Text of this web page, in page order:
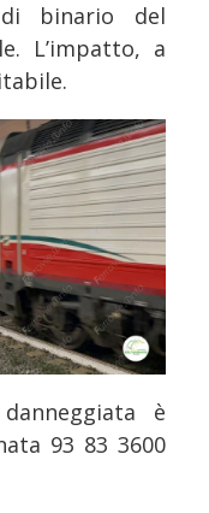
binario del
L’impatto, a
è
93 83 3600